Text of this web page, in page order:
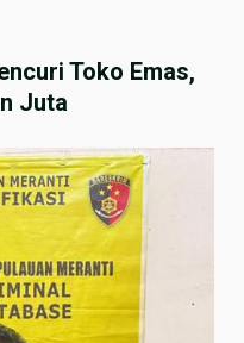
Toko Emas,
Juta